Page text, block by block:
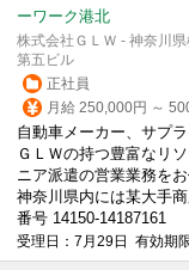
ーワーク港北
株式会社ＧＬＷ - 神奈川
第五ビル
正社員
月給 250,000円 ～
自動車メーカー、サプ
ＧＬＷの持つ豊富なリ
ニア派遣の営業業務をお
神奈川県内には某大手
番号 14150-14187161
受理日：7月29日 有効期